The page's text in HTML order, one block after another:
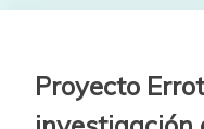
Proyecto